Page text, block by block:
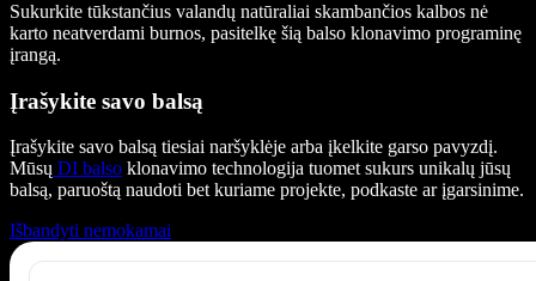
Sukurkite tūkstančius valandų natūraliai skambančios kalbos nė
karto neatverdami burnos, pasitelkę šią balso klonavimo programinę
įrangą.
Įrašykite savo balsą
Įrašykite savo balsą tiesiai naršyklėje arba įkelkite garso pavyzdį.
Mūsų DI balso klonavimo technologija tuomet sukurs unikalų jūsų
balsą, paruoštą naudoti bet kuriame projekte, podkaste ar įgarsinime.
Išbandyti nemokamai